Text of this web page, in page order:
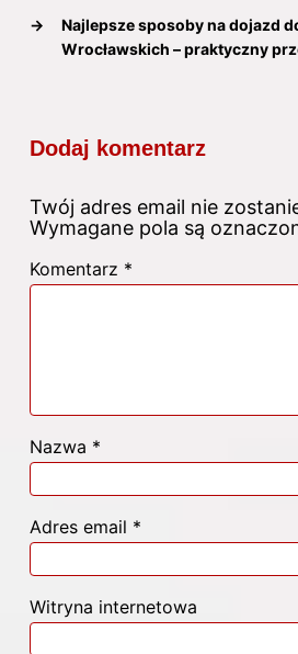
→
Najlepsze sposoby na dojazd
Wrocławskich – praktyczny
Dodaj komentarz
Twój adres email nie
Wymagane pola są
Komentarz *
Nazwa *
Adres email *
Witryna internetowa